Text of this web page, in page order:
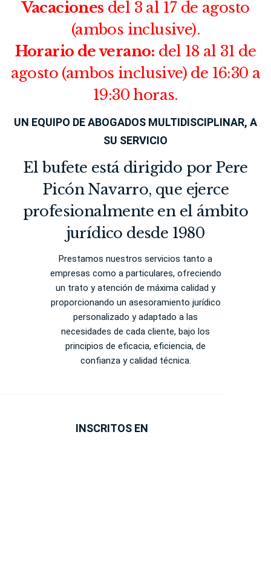
Vacaciones del 3 al 17 de agosto
(ambos inclusive).
Horario de verano: del 18 al 31 de
agosto (ambos inclusive) de 16:30 a
19:30 horas.
UN EQUIPO DE ABOGADOS MULTIDISCIPLINAR, A
SU SERVICIO
El bufete está dirigido por Pere
Picón Navarro, que ejerce
profesionalmente en el ámbito
jurídico desde 1980
Prestamos nuestros servicios tanto a
empresas como a particulares, ofreciendo
un trato y atención de máxima calidad y
proporcionando un asesoramiento jurídico
personalizado y adaptado a las
necesidades de cada cliente, bajo los
principios de eficacia, eficiencia, de
confianza y calidad técnica.
INSCRITOS EN